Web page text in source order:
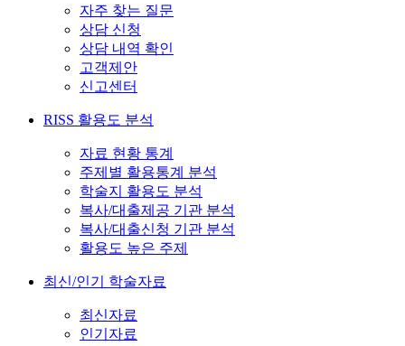
자주 찾는 질문
상담 신청
상담 내역 확인
고객제안
신고센터
RISS 활용도 분석
자료 현황 통계
주제별 활용통계 분석
학술지 활용도 분석
복사/대출제공 기관 분석
복사/대출신청 기관 분석
활용도 높은 주제
최신/인기 학술자료
최신자료
인기자료